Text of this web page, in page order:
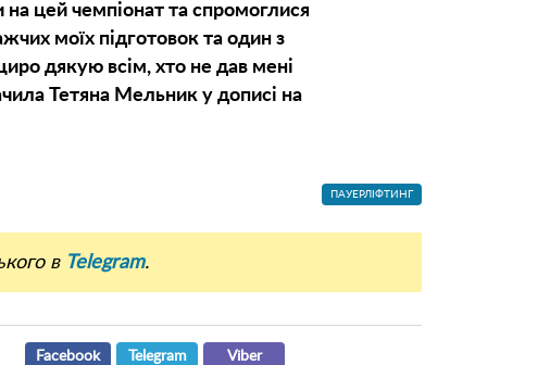
цей чемпіонат та спромоглися
моїх підготовок та один з
дякую всім, хто не дав мені
Тетяна Мельник у дописі на
ПАУЕРЛІФТИНГ
в Telegram.
Facebook Telegram Viber